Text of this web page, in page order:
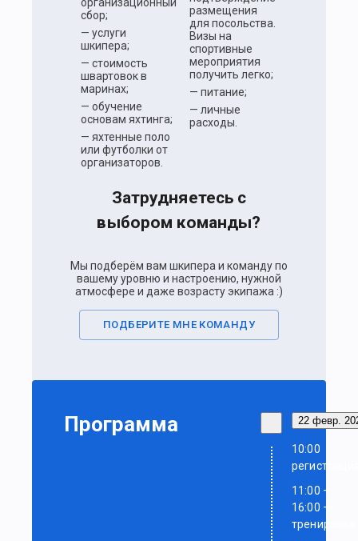
организационный
сбор;
— услуги
шкипера;
— стоимость
швартовок в
маринах;
— обучение
основам яхтинга;
— яхтенные поло
или футболки от
организаторов.
размещения
для посольства.
Визы на
спортивные
мероприятия
получить легко;
— питание;
— личные
расходы.
Затрудняетесь с
выбором команды?
Мы подберём вам шкипера и команду по
вашему уровню и настроению, нужной
атмосфере и даже возрасту экипажа :)
ПОДБЕРИТЕ МНЕ КОМАНДУ
Программа 22 февр.
10:00
11:00 –
16:00 —
тренировка